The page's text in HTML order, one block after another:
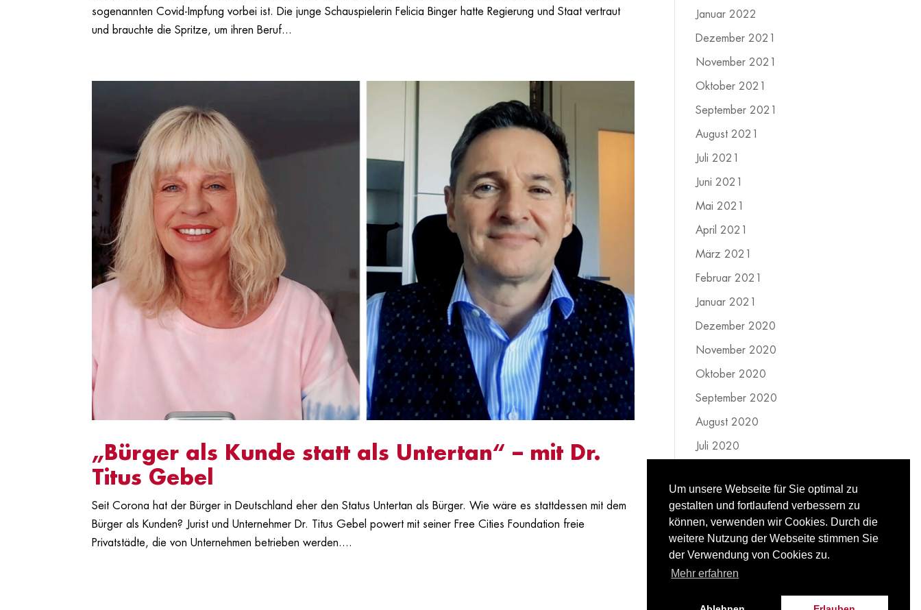
sogenannten Covid-Impfung vorbei ist. Die junge Schauspielerin Felicia Binger hatte Regierung und Staat vertraut
und brauchte die Spritze, um ihren Beruf...
„Bürger als Kunde statt als Untertan“ – mit Dr.
Titus Gebel
Seit Corona hat der Bürger in Deutschland eher den Status Untertan als Bürger. Wie wäre es stattdessen mit dem
Bürger als Kunden? Jurist und Unternehmer Dr. Titus Gebel powert mit seiner Free Cities Foundation freie
Privatstädte, die von Unternehmen betrieben werden....
Januar 2022
Dezember 2021
November 2021
Oktober 2021
September 2021
August 2021
Juli 2021
Juni 2021
Mai 2021
April 2021
März 2021
Februar 2021
Januar 2021
Dezember 2020
November 2020
Oktober 2020
September 2020
August 2020
Juli 2020
Mai 2020
April 2020
März 2020
Um unsere Webseite für Sie optimal zu
gestalten und fortlaufend verbessern zu
können, verwenden wir Cookies. Durch die
weitere Nutzung der Webseite stimmen Sie
der Verwendung von Cookies zu.
Mehr erfahren